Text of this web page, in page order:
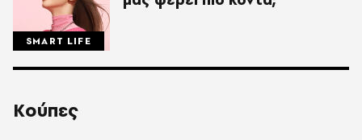
SMART LIFE
Κούπες